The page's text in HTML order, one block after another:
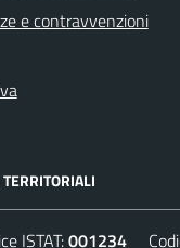
e contravvenzioni
TERRITORIALI
ISTAT:001234